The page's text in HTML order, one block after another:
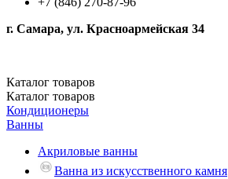
г. Самара, ул. Красноармейская 34
Каталог товаров
Каталог товаров
Кондиционеры
Ванны
Акриловые ванны
Ванна из искусственного камня